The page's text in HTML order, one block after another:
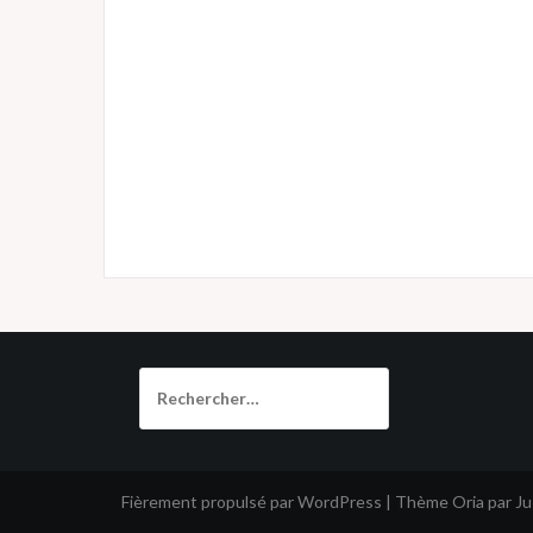
Fièrement propulsé par WordPress | Thème Oria par